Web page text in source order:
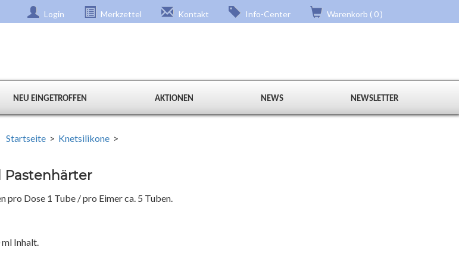
Login Merkzettel Kontakt Info-Center Warenkorb ( 0 )
NEU EINGETROFFEN AKTIONEN NEWS NEWSLETTER
Startseite > Knetsilikone >
Pastenhärter
pro Dose 1 Tube / pro Eimer ca. 5 Tuben.
Inhalt.